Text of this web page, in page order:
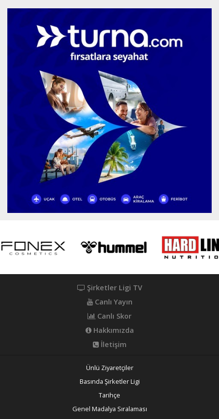
Şirketler Ligi TV
Canlı Yayın
Canlı Skor
Hakkımızda
İletişim
Ünlü Ziyaretçiler
Basında Şirketler Ligi
Tarihçe
Genel Madalya Sıralaması